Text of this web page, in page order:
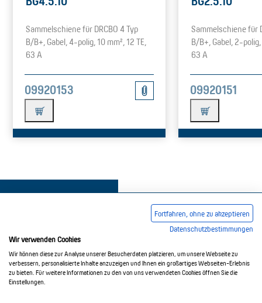
Sammelschiene für DRCBO 4 Typ
B/B+, Gabel, 4-polig, 10 mm², 12 TE,
63 A
09920153
Sammelschiene für
B/B+, Gabel, 2-polig,
63 A
09920151
Impressum AGB Datenschutzerklärung
Fortfahren, ohne zu akzeptieren
Datenschutzbestimmungen
Wir verwenden Cookies
Wir können diese zur Analyse unserer Besucherdaten platzieren, um unsere Webseite zu
verbessern, personalisierte Inhalte anzuzeigen und Ihnen ein großartiges Webseiten-Erlebnis
zu bieten. Für weitere Informationen zu den von uns verwendeten Cookies öffnen Sie die
Einstellungen.